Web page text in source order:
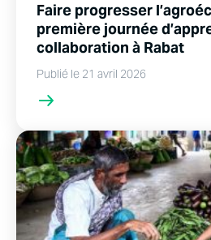
Faire progresser
première journée
collaboration à Rabat
Publié le 21 avril 2026